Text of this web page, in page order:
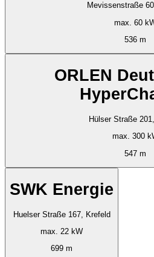
Mevissenstraße
max. 60
536 m
ORLEN
Hülser Straße
max. 300
547 m
SWK Energie
Huelser Straße 167, Krefeld
max. 22 kW
699 m